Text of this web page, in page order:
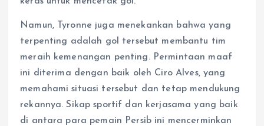
Namun, Tyronne juga menekankan bahwa yang
terpenting adalah gol tersebut membantu tim
meraih kemenangan penting. Permintaan maaf
ini diterima dengan baik oleh Ciro Alves, yang
memahami situasi tersebut dan tetap mendukung
rekannya. Sikap sportif dan kerjasama yang baik
di antara para pemain Persib ini mencerminkan